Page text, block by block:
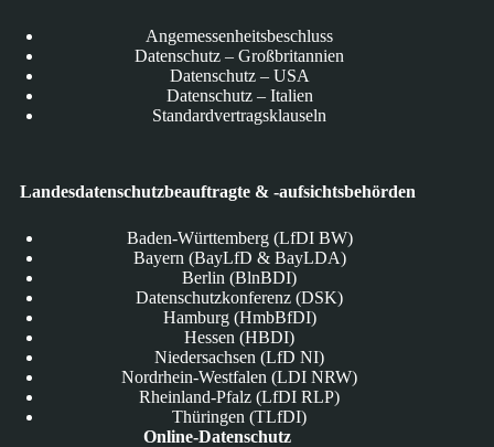
Angemessenheitsbeschluss
Datenschutz – Großbritannien
Datenschutz – USA
Datenschutz – Italien
Standardvertragsklauseln
Landesdatenschutzbeauftragte & -aufsichtsbehörden
Baden-Württemberg (LfDI BW)
Bayern (BayLfD & BayLDA)
Berlin (BlnBDI)
Datenschutzkonferenz (DSK)
Hamburg (HmbBfDI)
Hessen (HBDI)
Niedersachsen (LfD NI)
Nordrhein-Westfalen (LDI NRW)
Rheinland-Pfalz (LfDI RLP)
Thüringen (TLfDI)
Online-Datenschutz